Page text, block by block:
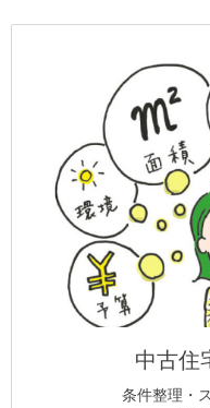
中古住
条件整理・